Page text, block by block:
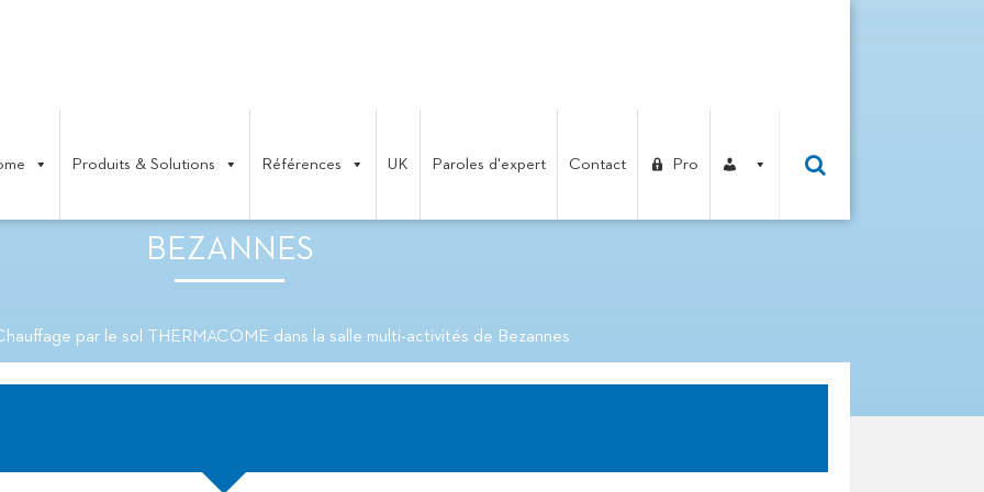
Produits & Solutions Références UK Paroles d'expert Contact Pro
BEZANNES
par le sol THERMACOME dans la salle multi-activités de Bezannes